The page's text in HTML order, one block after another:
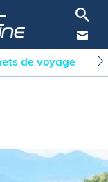
de voyage